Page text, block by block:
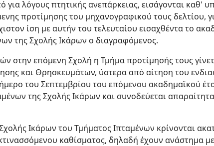
λόγους πτητικής ανεπάρκειας, εισάγονται καθ'
προτίμησης του μηχανογραφικού τους δελτίου,
ίση με αυτήν του τελευταίου εισαχθέντα το
της Σχολής Ικάρων ο διαγραφόμενος.
στην επόμενη Σχολή η Τμήμα προτίμησής τους
και Θρησκευμάτων, ύστερα από αίτηση του
του Σεπτεμβρίου του επόμενου ακαδημαϊκού
της Σχολής Ικάρων και συνοδεύεται
Ικάρων του Τμήματος Ιπταμένων κρίνονται
καθίσματος, δηλαδή έχουν ανάστημα